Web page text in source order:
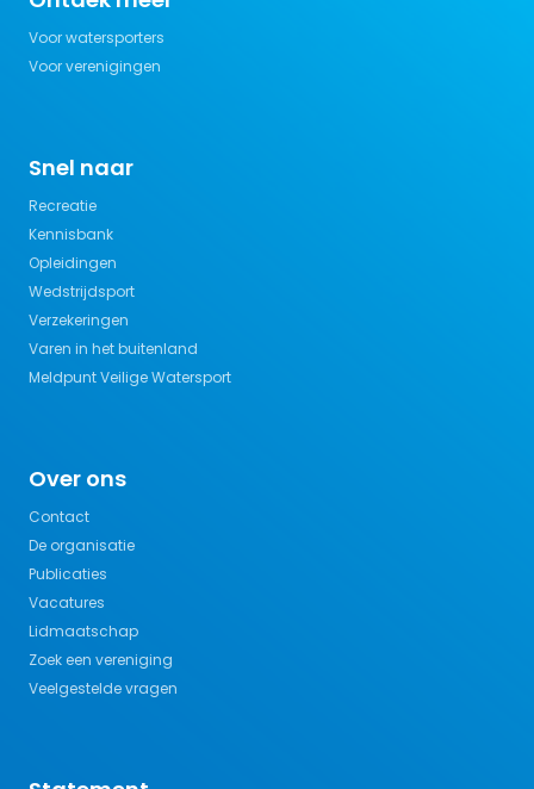
Voor watersporters
Voor verenigingen
Snel naar
Recreatie
Kennisbank
Opleidingen
Wedstrijdsport
Verzekeringen
Varen in het buitenland
Meldpunt Veilige Watersport
Over ons
Contact
De organisatie
Publicaties
Vacatures
Lidmaatschap
Zoek een vereniging
Veelgestelde vragen